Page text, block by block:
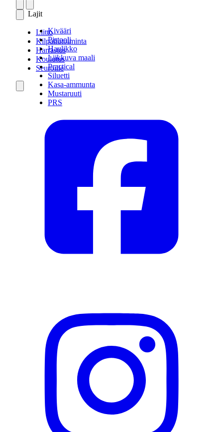
Lajit
Kivääri
Pistooli
Haulikko
Liikkuva maali
Practical
Siluetti
Kasa-ammunta
Mustaruuti
PRS
Liitto
Kilpailutoiminta
Harrastus
Koulutus
Seuroille